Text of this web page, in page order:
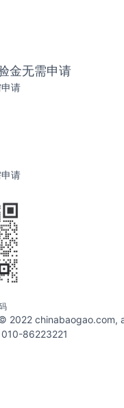
金无需申请
请
请
chinabaogao.com,
86223221